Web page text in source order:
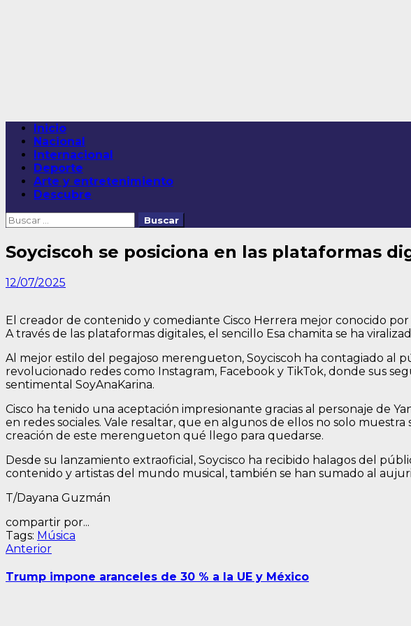
Menú
principal
Inicio
Nacional
Internacional
Deporte
Arte y entretenimiento
Descubre
Buscar:
Soyciscoh se posiciona en las plataformas
12/07/2025
El creador de contenido y comediante Cisco Herrera mejor conocido
A través de las plataformas digitales, el sencillo Esa chamita se ha
Al mejor estilo del pegajoso merengueton, Soyciscoh ha contagiado al
revolucionado redes como Instagram, Facebook y TikTok, donde sus
sentimental SoyAnaKarina.
Cisco ha tenido una aceptación impresionante gracias al personaje de
en redes sociales. Vale resaltar, que en algunos de ellos no solo
creación de este merengueton qué llego para quedarse.
Desde su lanzamiento extraoficial, Soycisco ha recibido halagos del
contenido y artistas del mundo musical, también se han sumado al
T/Dayana Guzmán
compartir por...
Tags: Música
Navegación
de
AnteriorEntrada
Trump impone aranceles de 30 % a la UE y México